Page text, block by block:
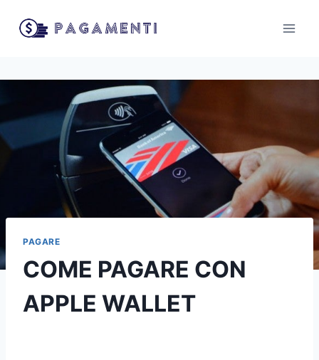
PAGARE
COME PAGARE CON
APPLE WALLET